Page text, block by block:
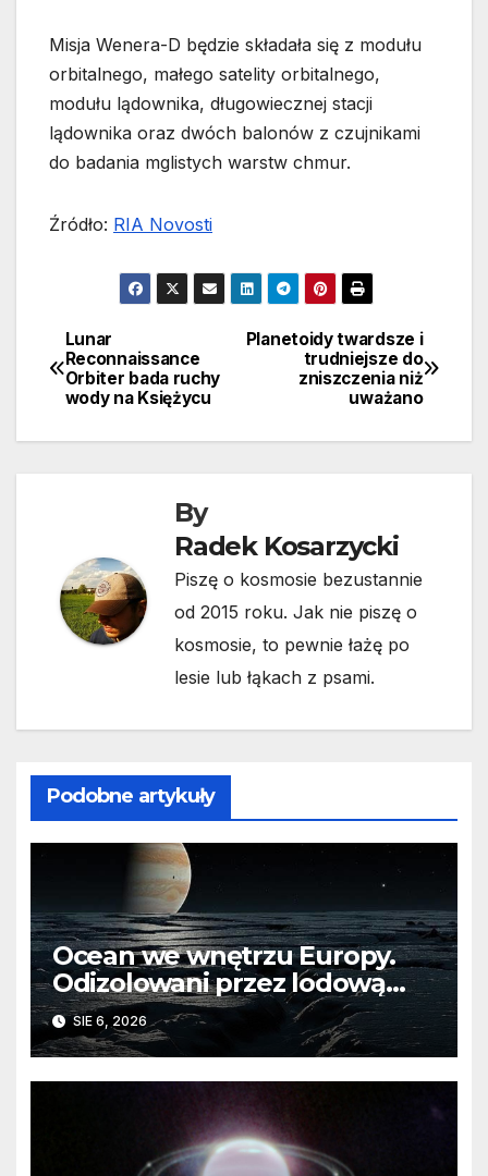
Misja Wenera-D będzie składała się z modułu
orbitalnego, małego satelity orbitalnego,
modułu lądownika, długowiecznej stacji
lądownika oraz dwóch balonów z czujnikami
do badania mglistych warstw chmur.
Źródło: RIA Novosti
Nawigacja
wpisu
Planetoidy twardsze i
trudniejsze do
zniszczenia niż
uważano
Lunar
Reconnaissance
Orbiter bada ruchy
wody na Księżycu
By
Radek Kosarzycki
Piszę o kosmosie bezustannie
od 2015 roku. Jak nie piszę o
kosmosie, to pewnie łażę po
lesie lub łąkach z psami.
Podobne artykuły
Ocean we wnętrzu Europy.
Odizolowani przez lodową
barierę
SIE 6, 2026